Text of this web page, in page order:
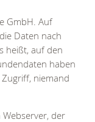
GmbH. Auf
Daten nach
heißt, auf den
haben
niemand
der